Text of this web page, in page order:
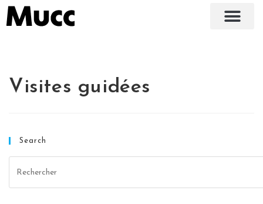
Visites guidées
Search